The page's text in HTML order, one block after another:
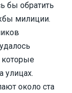
бы обратить
милиции.
которые
улицах.
около ста